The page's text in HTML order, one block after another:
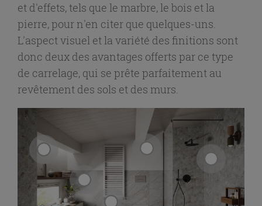
et d'effets, tels que le marbre, le bois et la
pierre, pour n'en citer que quelques-uns.
L'aspect visuel et la variété des finitions sont
donc deux des avantages offerts par ce type
de carrelage, qui se prête parfaitement au
revêtement des sols et des murs.